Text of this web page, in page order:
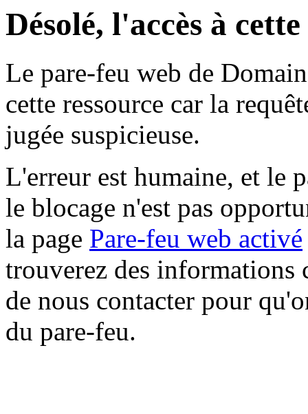
Désolé, l'accès à
Le pare-feu web de
cette ressource car la
jugée suspicieuse.
L'erreur est humaine, et le
le blocage n'est pas
la page Pare-feu web activé
trouverez des informations
de nous contacter pour
du pare-feu.